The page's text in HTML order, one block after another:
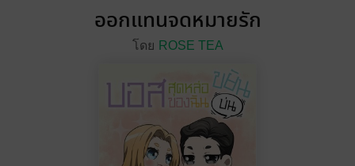
ออกแทนจดหมายรัก
โดย ROSE TEA